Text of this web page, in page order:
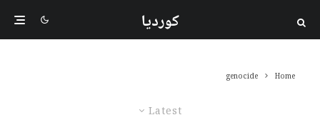
کوردیا
Home
genocide
Latest